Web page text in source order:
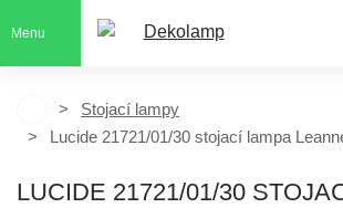
Menu
Stojací lampy
Lucide 21721/01/30 stojací lampa
LUCIDE 21721/01/30